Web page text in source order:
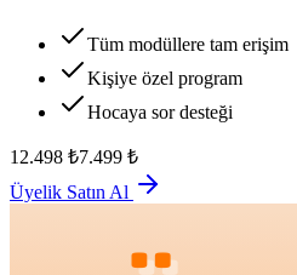
Tüm modüllere tam erişim
Kişiye özel program
Hocaya sor desteği
12.498 ₺7.499 ₺
Üyelik Satın Al